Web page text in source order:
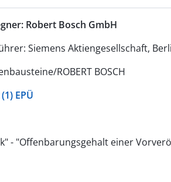
Robert Bosch GmbH
Siemens Aktiengesellschaft,
ROBERT BOSCH
EPÜ
- "Offenbarungsgehalt einer